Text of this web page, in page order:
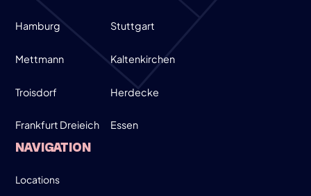
Hamburg Stuttgart
Mettmann Kaltenkirchen
Troisdorf Herdecke
Frankfurt Dreieich Essen
NAVIGATION
Locations